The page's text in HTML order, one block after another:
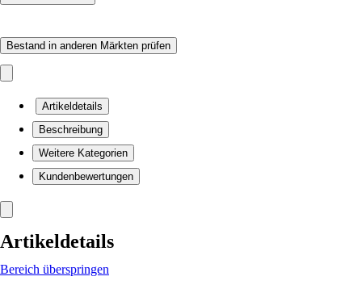
Bestand in anderen Märkten prüfen
Artikeldetails
Beschreibung
Weitere Kategorien
Kundenbewertungen
Artikeldetails
Bereich überspringen